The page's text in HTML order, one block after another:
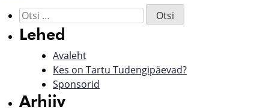
Lehed
Avaleht
Kes on Tartu Tudengipäevad?
Sponsorid
Arhiiv